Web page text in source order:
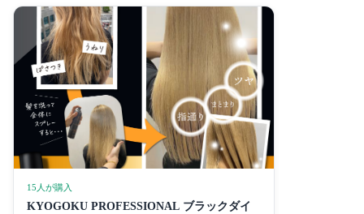
15人が購入
KYOGOKU PROFESSIONAL ブラックダイ